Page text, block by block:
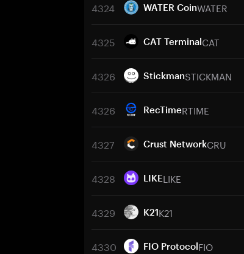
4324 WATER CoinWATER
4325 CAT TerminalCAT
4326 StickmanSTICKMAN
4326 RecTimeRTIME
4327 Crust NetworkCRU
4328 LIKELIKE
4329 K21K21
4330 FIO ProtocolFIO